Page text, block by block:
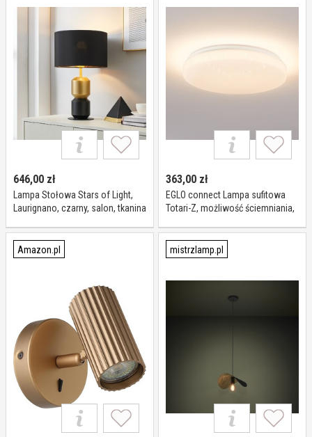
646,00 zł
Lampa Stołowa Stars of Light,
Laurignano, czarny, salon, tkanina
363,00 zł
EGLO connect Lampa sufitowa
Totari-Z, możliwość ściemniania,
tworzywo sztuczne,
nowoczesny
Amazon.pl mistrzlamp.pl